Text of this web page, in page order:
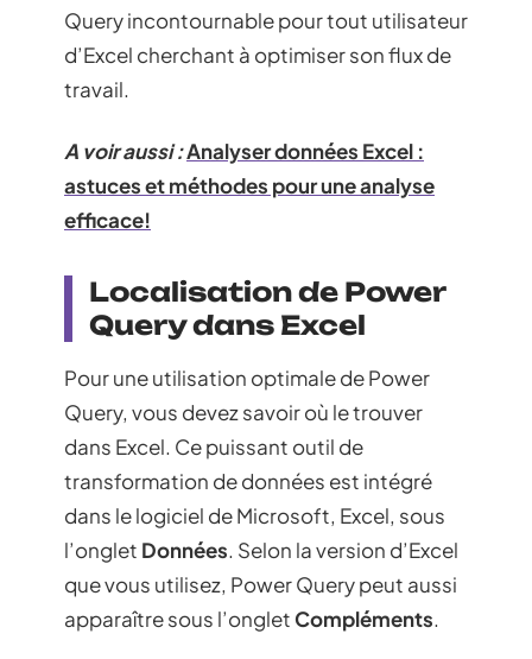
Query incontournable pour tout utilisateur
d’Excel cherchant à optimiser son flux de
travail.
A voir aussi :Analyser données Excel :
astuces et méthodes pour une analyse
efficace!
Localisation de Power
Query dans Excel
Pour une utilisation optimale de Power
Query, vous devez savoir où le trouver
dans Excel. Ce puissant outil de
transformation de données est intégré
dans le logiciel de Microsoft, Excel, sous
l’onglet Données. Selon la version d’Excel
que vous utilisez, Power Query peut aussi
apparaître sous l’ongletCompléments.